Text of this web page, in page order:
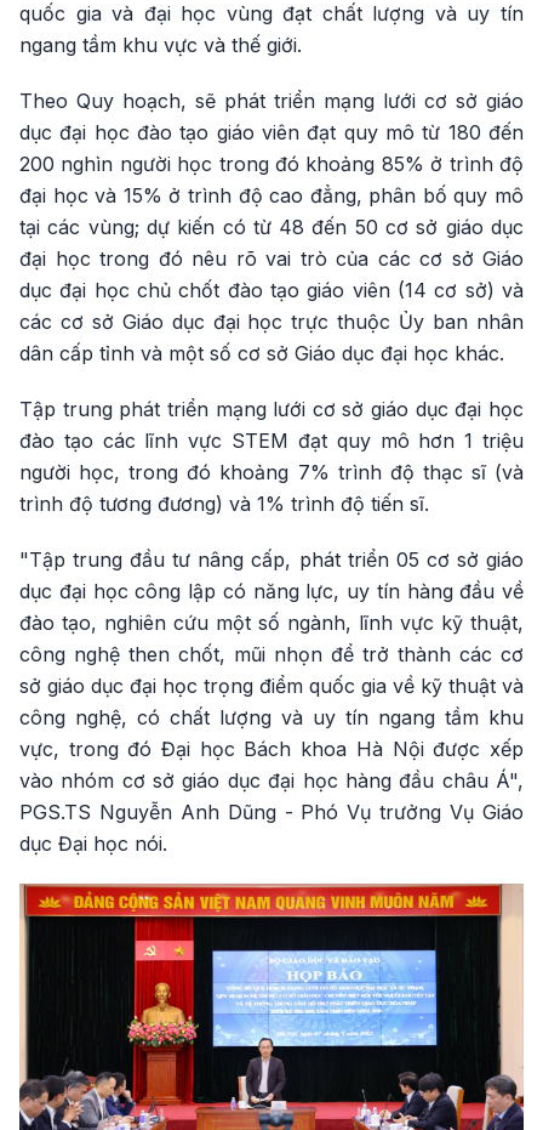
quốc gia và đại học vùng đạt chất lượng và uy tín
ngang tầm khu vực và thế giới.
Theo Quy hoạch, sẽ phát triển mạng lưới cơ sở giáo
dục đại học đào tạo giáo viên đạt quy mô từ 180 đến
200 nghìn người học trong đó khoảng 85% ở trình độ
đại học và 15% ở trình độ cao đẳng, phân bố quy mô
tại các vùng; dự kiến có từ 48 đến 50 cơ sở giáo dục
đại học trong đó nêu rõ vai trò của các cơ sở Giáo
dục đại học chủ chốt đào tạo giáo viên (14 cơ sở) và
các cơ sở Giáo dục đại học trực thuộc Ủy ban nhân
dân cấp tỉnh và một số cơ sở Giáo dục đại học khác.
Tập trung phát triển mạng lưới cơ sở giáo dục đại học
đào tạo các lĩnh vực STEM đạt quy mô hơn 1 triệu
người học, trong đó khoảng 7% trình độ thạc sĩ (và
trình độ tương đương) và 1% trình độ tiến sĩ.
"Tập trung đầu tư nâng cấp, phát triển 05 cơ sở giáo
dục đại học công lập có năng lực, uy tín hàng đầu về
đào tạo, nghiên cứu một số ngành, lĩnh vực kỹ thuật,
công nghệ then chốt, mũi nhọn để trở thành các cơ
sở giáo dục đại học trọng điểm quốc gia về kỹ thuật và
công nghệ, có chất lượng và uy tín ngang tầm khu
vực, trong đó Đại học Bách khoa Hà Nội được xếp
vào nhóm cơ sở giáo dục đại học hàng đầu châu Á",
PGS.TS Nguyễn Anh Dũng - Phó Vụ trưởng Vụ Giáo
dục Đại học nói.